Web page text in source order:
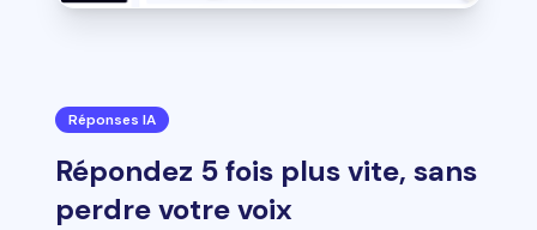
Réponses IA
Répondez 5 fois plus vite, sans
perdre votre voix